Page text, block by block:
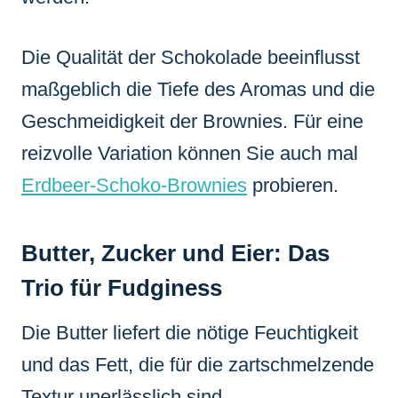
Die Qualität der Schokolade beeinflusst
maßgeblich die Tiefe des Aromas und die
Geschmeidigkeit der Brownies. Für eine
reizvolle Variation können Sie auch mal
Erdbeer-Schoko-Brownies probieren.
Butter, Zucker und Eier: Das
Trio für Fudginess
Die Butter liefert die nötige Feuchtigkeit
und das Fett, die für die zartschmelzende